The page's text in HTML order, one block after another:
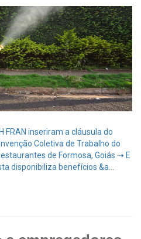
FRAN inseriram a cláusula do
Coletiva de Trabalho do
de Formosa, Goiás ⇢ E
disponibiliza benefícios &a...